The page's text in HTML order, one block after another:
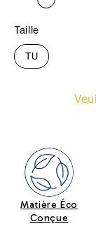
Taille
TU
Matière Éco
Conçue